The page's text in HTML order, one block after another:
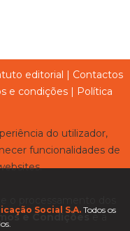
editorial | Contactos
e condições | Política
Social S.A. Todos os
do utilizador,
funcionalidades de
e Condiçõese a